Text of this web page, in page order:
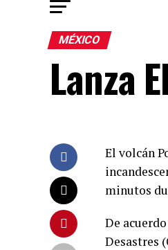
MÉXICO
Lanza
El volcán
minutos
De
Desastres